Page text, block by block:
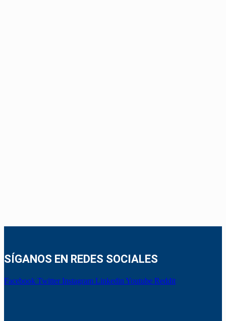
SÍGANOS EN REDES SOCIALES
Facebook Twitter Instagram Linkedin Youtube Reddit